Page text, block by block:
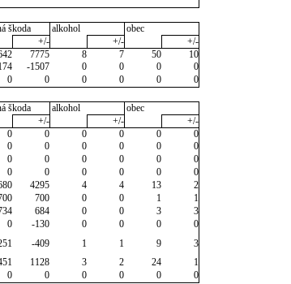
škoda alkohol
obec
+/- +/-
+/-
7775 8 7 50
10
-1507 0 0 0
0
0 0 0 0 0
0
škoda alkohol
obec
+/- +/-
+/-
0 0 0 0 0
0
0 0 0 0 0
0
0 0 0 0 0
0
0 0 0 0 0
0
4295 4 4 13
2
700 0 0 1
1
684 0 0 3
3
0 -130 0 0 0
0
-409 1 1 9
3
1128 3 2 24
1
0 0 0 0 0
0